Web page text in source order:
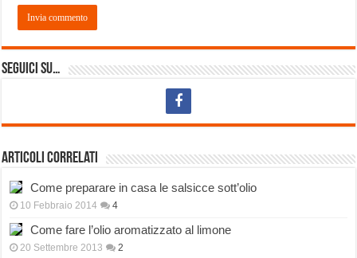
Seguici su…
Articoli correlati
Come preparare in casa le salsicce sott’olio
10 Febbraio 2014 4
Come fare l’olio aromatizzato al limone
20 Settembre 2013 2